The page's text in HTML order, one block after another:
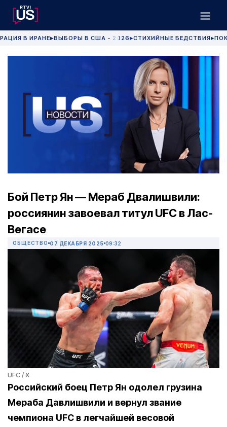
В ИРАНЕ▶ВЫБОРЫ В США - 2026 ▶СТИХИЙНЫЕ БЕДСТВИЯ▶
Бой Петр Ян — Мераб Двалишвили:
россиянин завоевал титул UFC в Лас-
Вегасе
ОБЩЕСТВО 07 ДЕКАБРЯ 2025 09:32
UFC / X
Российский боец Петр Ян одолел грузина
Мераба Давлишвили и вернул звание
чемпиона UFC в легчайшей весовой